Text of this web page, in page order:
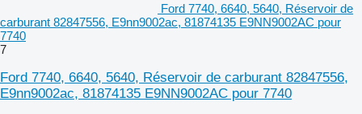
Ford 7740, 6640, 5640, Réservoir de
carburant 82847556, E9nn9002ac, 81874135 E9NN9002AC pour
7740
7
Ford 7740, 6640, 5640, Réservoir de carburant 82847556,
E9nn9002ac, 81874135 E9NN9002AC pour 7740